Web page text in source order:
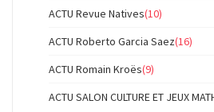
ACTU Revue Natives(10)
ACTU Roberto Garcia Saez(16)
ACTU Romain Kroës(9)
ACTU SALON CULTURE ET JEUX